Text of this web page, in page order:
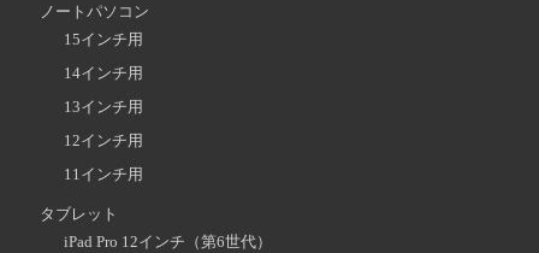
ノートパソコン
15インチ用
14インチ用
13インチ用
12インチ用
11インチ用
タブレット
iPad Pro 12インチ（第6世代）